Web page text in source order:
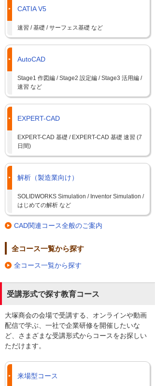
CATIA V5
速習 / 基礎 / サーフェス基礎 など
AutoCAD
Stage1 作図編 / Stage2 設定編 / Stage3 活用編 /
速習 など
EXPERT-CAD
EXPERT-CAD 基礎 / EXPERT-CAD 基礎 速習 (7
日間)
解析（製造業向け）
SOLIDWORKS Simulation / Inventor Simulation /
はじめての解析 など
CAD関連コース全般のご案内
全コース一覧から探す
全コース一覧から探す
受講形式で探す教育コース
大塚商会の会場で受講する、オンラインや動画
配信で学ぶ、一社で企業研修を開催したいな
ど、さまざまな受講形式からコースをお探しい
ただけます。
来場型コース